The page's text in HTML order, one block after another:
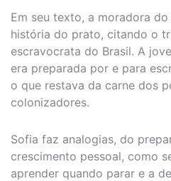
Em seu texto, a moradora
história do prato, citando o
escravocrata do Brasil. A
era preparada por e para
o que restava da carne dos
colonizadores.
Sofia faz analogias, do
crescimento pessoal, como
aprender quando parar e a